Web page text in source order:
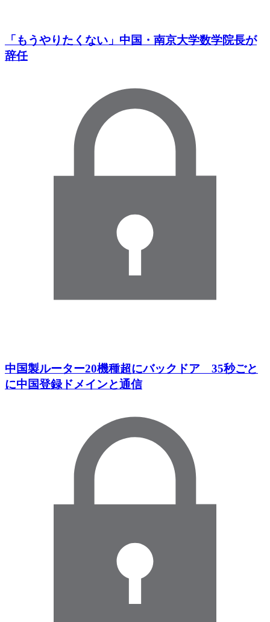
「もうやりたくない」中国・南京大学数学院長が
辞任
中国製ルーター20機種超にバックドア 35秒ごと
に中国登録ドメインと通信